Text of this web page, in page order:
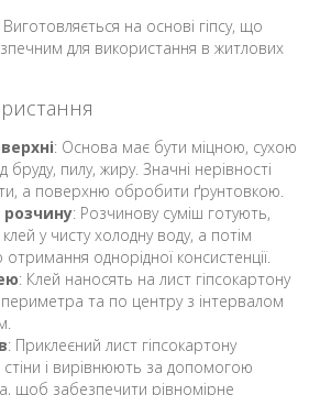
Виготовляється на основі гіпсу, що
для використання в житлових
: Основа має бути міцною, сухою
пилу, жиру. Значні нерівності
а поверхню обробити ґрунтовкою.
: Розчинову суміш готують,
у чисту холодну воду, а потім
однорідної консистенції.
: Клей наносять на лист гіпсокартону
та по центру з інтервалом
: Приклеєний лист гіпсокартону
і вирівнюють за допомогою
щоб забезпечити рівномірне